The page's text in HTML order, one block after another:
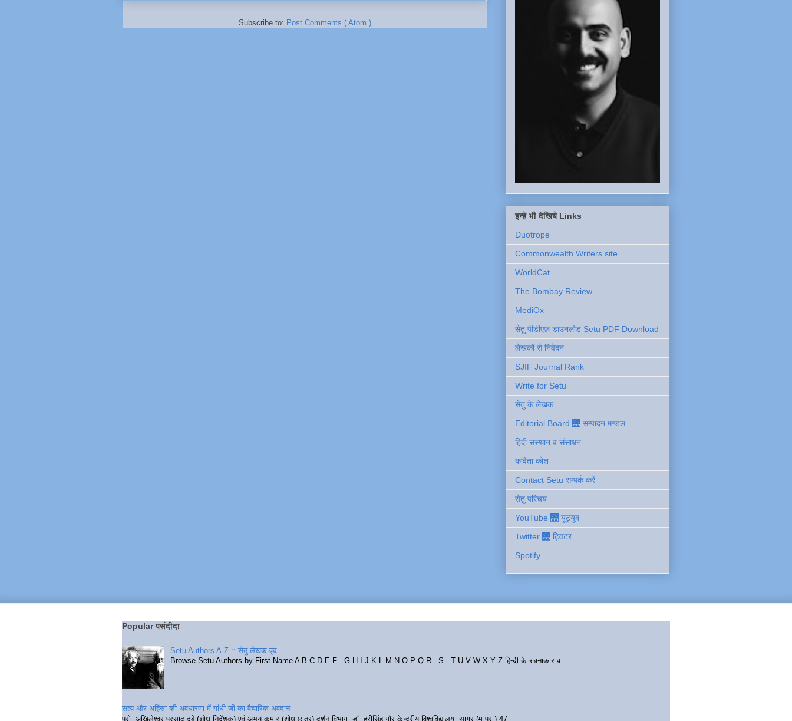
Subscribe to: Post Comments ( Atom )
इन्हें भी देखिये Links
Duotrope
Commonwealth Writers site
WorldCat
The Bombay Review
MediOx
सेतु पीडीएफ़ डाउनलोड Setu PDF Download
लेखकों से निवेदन
SJIF Journal Rank
Write for Setu
सेतु के लेखक
Editorial Board 🌉 सम्पादन मण्डल
हिंदी संस्थान व संसाधन
कविता कोश
Contact Setu सम्पर्क करें
सेतु परिचय
YouTube 🌉 यूट्यूब
Twitter 🌉 ट्विटर
Spotify
Popular पसंदीदा
Setu Authors A-Z :: सेतु लेखक वृंद
Browse Setu Authors by First Name A B C D E F G H I J K L M N O P Q R S T U V W X Y Z हिन्दी के रचनाकार व...
सत्य और अहिंसा की अवधारणा में गांधी जी का वैचारिक अवदान
प्रो. अखिलेश्वर प्रसाद दुबे (शोध निर्देशक) एवं अभय कुमार (शोध छात्र) दर्शन विभाग, डॉ. हरीसिंह गौर केन्द्रीय विश्वविद्यालय, सागर (म.प्र.) 47...